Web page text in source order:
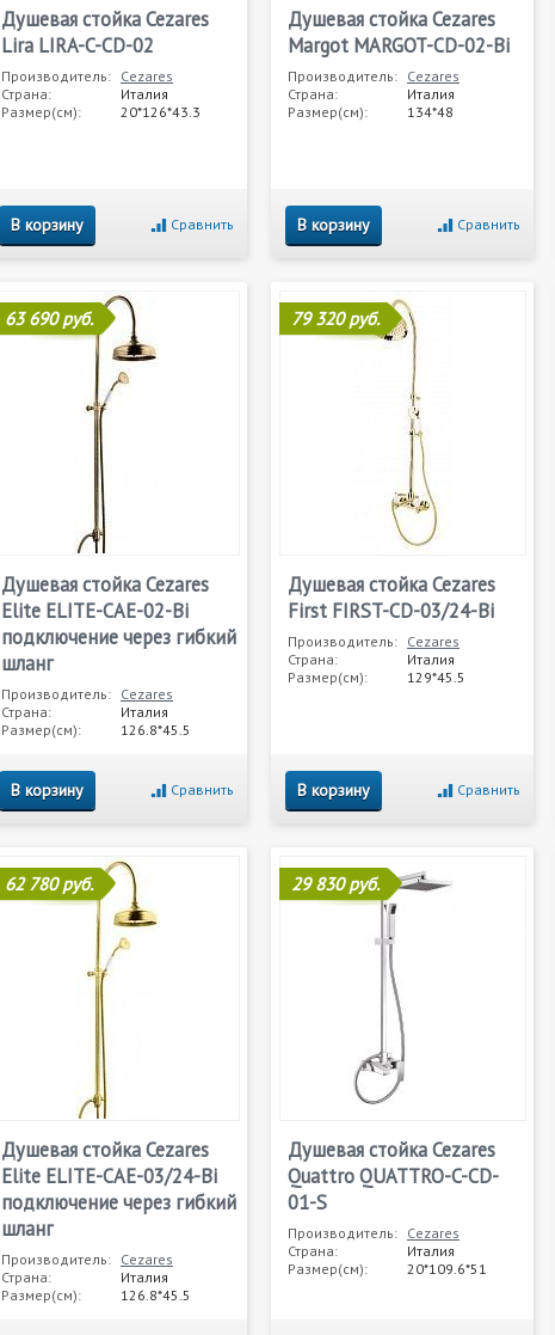
Душевая стойка Cezares
Lira LIRA-C-CD-02
Производитель: Cezares
Страна:
Италия
Размер(см):
20*126*43.3
В корзину Сравнить
Душевая стойка Cezares
Margot MARGOT-CD-02-Bi
Производитель: Cezares
Страна:
Италия
Размер(см):
134*48
В корзину Сравнить
63 690 руб.
Душевая стойка Cezares
Elite ELITE-CAE-02-Bi
подключение через гибкий
шланг
Производитель: Cezares
Страна:
Италия
Размер(см):
126.8*45.5
В корзину Сравнить
79 320 руб.
Душевая стойка Cezares
First FIRST-CD-03/24-Bi
Производитель: Cezares
Страна:
Италия
Размер(см):
129*45.5
В корзину Сравнить
62 780 руб.
Душевая стойка Cezares
Elite ELITE-CAE-03/24-Bi
подключение через гибкий
шланг
Производитель: Cezares
Страна:
Италия
Размер(см):
126.8*45.5
29 830 руб.
Душевая стойка Cezares
Quattro QUATTRO-C-CD-
01-S
Производитель: Cezares
Страна:
Италия
Размер(см):
20*109.6*51